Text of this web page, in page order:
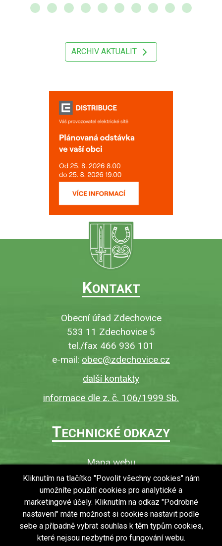
ARCHIV AKTUALIT
KONTAKT
Obecní úřad Zdechovice
533 11 Zdechovice 5
tel./fax 466 936 101
e-mail: obec@zdechovice.cz
další kontakty
informace dle z. č. 106/1999 Sb.
TECHNICKÉ ODKAZY
Mapa webu
O webu
Povinně zveřejňované informace
Ochrana osobních údajů (GDPR)
Vyhledávání
RSS
Kliknutím na tlačítko "Povolit všechny cookies" nám
umožníte použití cookies pro analytické a
marketingové účely. Kliknutím na odkaz "Podrobné
nastavení" máte možnost si cookies nastavit podle
sebe a případně vybrat souhlas k těm typům cookies,
které nejsou nezbytné pro fungování webu.